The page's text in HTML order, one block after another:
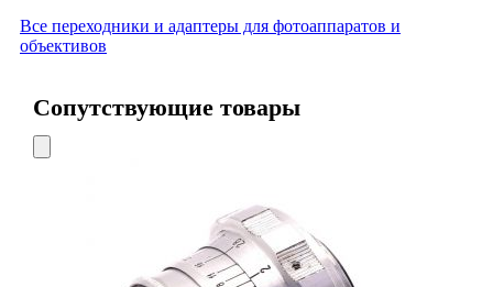
Все переходники и адаптеры для фотоаппаратов и
объективов
Сопутствующие товары